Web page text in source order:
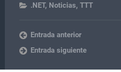
.NET, Noticias,TTT
Entrada anterior
Entrada siguiente